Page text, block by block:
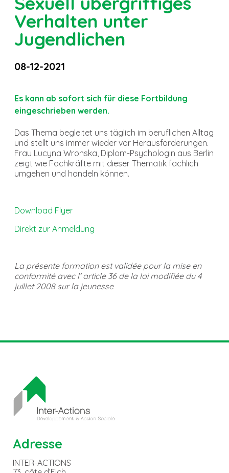
Verhalten unter
Jugendlichen
08-12-2021
Es kann ab sofort sich für diese Fortbildung
eingeschrieben werden.
Das Thema begleitet uns täglich im beruflichen Alltag
und stellt uns immer wieder vor Herausforderungen.
Frau Lucyna Wronska, Diplom-Psychologin aus Berlin
zeigt wie Fachkräfte mit dieser Thematik fachlich
umgehen und handeln können.
Download Flyer
Direkt zur Anmeldung
La présente formation est validée pour la mise en
conformité avec l’ article 36 de la loi modifiée du 4
juillet 2008 sur la jeunesse
Adresse
INTER-ACTIONS